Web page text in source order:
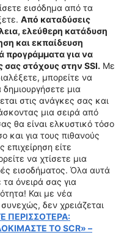
εισόδημα από τα
Από καταδύσεις
ελεύθερη κατάδυση
και εκπαίδευση
προγράμματα για να
σας στόχους στην SSI. Με
μπορείτε να
μια
στις ανάγκες σας και
μια σειρά από
θα είναι ελκυστικό τόσο
και για τους πιθανούς
επιχείρηση είτε
να χτίσετε μια
εισοδήματος. Όλα αυτά
όνειρά σας για
Και με νέα
δεν χρειάζεται
ΠΕΡΙΣΣΟΤΕΡΑ:
ΤΟ SCR» –